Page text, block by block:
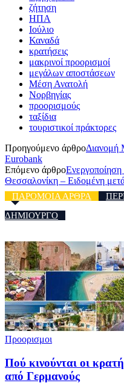
ζήτηση
ΗΠΑ
Ιούλιο
Καναδά
κρατήσεις
μακρινοί προορισμοί
μεγάλων αποστάσεων
Μέση Ανατολή
Νορβηγίας
προορισμούς
ταξίδια
τουριστικοί πράκτορες
Προηγούμενο άρθροΔιανομή
Eurobank
Επόμενο άρθροΕνεργοποίηση
Θεσσαλονίκη – Ειδομένη
ΠΑΡΟΜΟΙΑ ΑΡΘΡΑ
ΔΗΜΙΟΥΡΓΟ
Προορισμοι
Πού κινούνται οι
από Γερμανούς